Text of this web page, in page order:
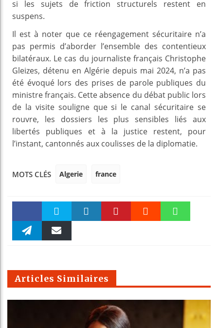
si les sujets de friction structurels restent en
suspens.
Il est à noter que ce réengagement sécuritaire n’a
pas permis d’aborder l’ensemble des contentieux
bilatéraux. Le cas du journaliste français Christophe
Gleizes, détenu en Algérie depuis mai 2024, n’a pas
été évoqué lors des prises de parole publiques du
ministre français. Cette absence du débat public lors
de la visite souligne que si le canal sécuritaire se
rouvre, les dossiers les plus sensibles liés aux
libertés publiques et à la justice restent, pour
l’instant, cantonnés aux coulisses de la diplomatie.
MOTS CLÉS Algerie france
Faceboo Twitter
m
Articles Similaires